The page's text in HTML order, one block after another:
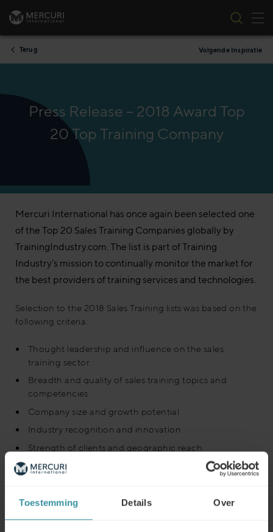
Toestemming Details Over
Ga naar inhoud
Terug Volgende Inspiratie
Press Release – 2018 Award Top
20 Top Training Company
Mercuri International has once again been selected one
of the Top 20 Sales Training Companies globally by
TrainingIndustry.com. The list is part of Training
Industry’s mission to continually monitor the market for
the best providers of training services and technologies.
Selection to the 2018 Sales Training lists was based on the
following criteria:
Thought leadership and influence on the sales
training sector
Breadth and quality of sales training topics and
competencies
Company size and growth potential
Industry recognition and innovation
Strength of clients and geographic reach
Read more or download the full press release here
Download file